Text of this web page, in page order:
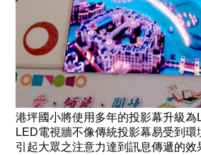
港坪國小將使用多年的投影幕升級為
LED電視牆不像傳統投影幕易受到
引起大眾之注意力達到訊息傳遞的效